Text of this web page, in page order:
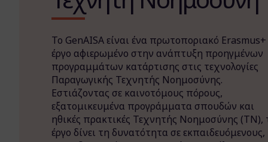
Το GenAISA είναι ένα πρωτοποριακό Erasmus+
έργο αφιερωμένο στην ανάπτυξη προηγμένων
προγραμμάτων κατάρτισης στις τεχνολογίες
Παραγωγικής Τεχνητής Νοημοσύνης.
Εστιάζοντας σε καινοτόμους πόρους,
εξατομικευμένα προγράμματα σπουδών και
ηθικές πρακτικές Τεχνητής Νοημοσύνης (ΤΝ),
έργο δίνει τη δυνατότητα σε εκπαιδευόμενους,